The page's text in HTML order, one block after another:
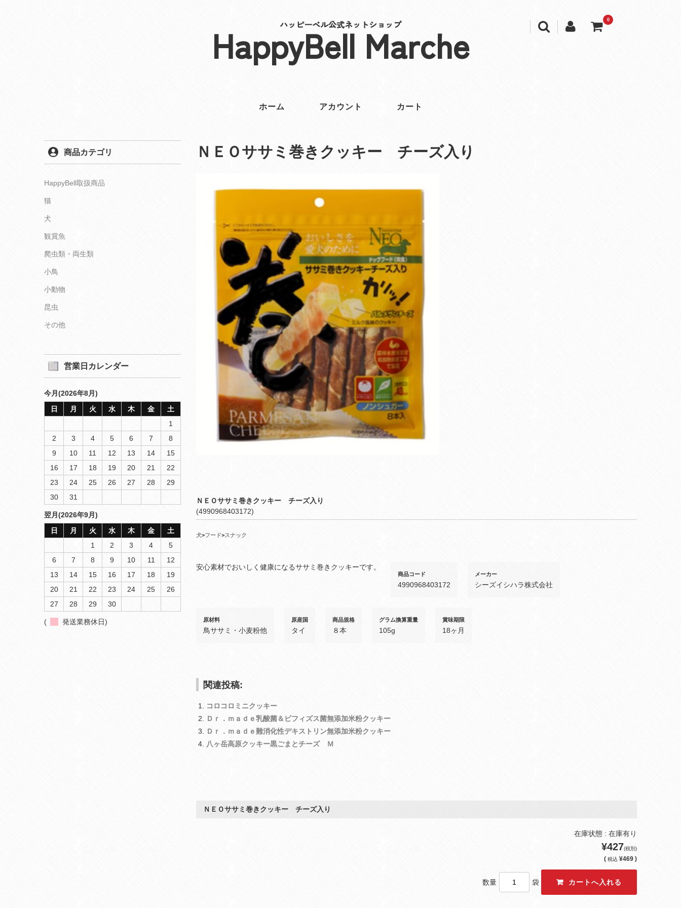
ハッピーベル公式ネットショップ
HappyBell Marche
0
ホーム アカウント カート
ＮＥＯササミ巻きクッキー チーズ入り
ＮＥＯササミ巻きクッキー チーズ入り
(4990968403172)
犬>フード>スナック
安心素材でおいしく健康になるササミ巻きクッキーです。
商品コード
4990968403172
メーカー
シーズイシハラ株式会社
原材料
鳥ササミ・小麦粉他
原産国
タイ
商品規格
８本
グラム換算重量
105g
賞味期限
18ヶ月
関連投稿:
コロコロミニクッキー
Ｄｒ．ｍａｄｅ乳酸菌＆ビフィズス菌無添加米粉クッキー
Ｄｒ．ｍａｄｅ難消化性デキストリン無添加米粉クッキー
八ヶ岳高原クッキー黒ごまとチーズ Ｍ
ＮＥＯササミ巻きクッキー チーズ入り
在庫状態 : 在庫有り
¥427(税別)
( 税込 ¥469 )
数量 袋
商品カテゴリ
HappyBell取扱商品
猫
犬
観賞魚
爬虫類・両生類
小鳥
小動物
昆虫
その他
営業日カレンダー
今月(2026年8月)
日
月 火 水 木 金
土
1
2
3 4 5 6 7
8
9
10 11 12 13 14
15
16
17 18 19 20 21
22
23
24 25 26 27 28
29
30
31
翌月(2026年9月)
日
月 火 水 木 金
土
1
2 3 4
5
6
7 8 9 10 11
12
13
14 15 16 17 18
19
20
21 22 23 24 25
26
27
28 29 30
( 発送業務休日)